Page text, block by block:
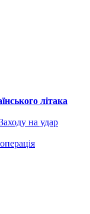
літака
на удар